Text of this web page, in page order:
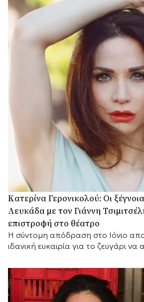
Κατερίνα Γερονικολού: Οι
Λευκάδα με τον Γιάννη
επιστροφή στο θέατρο
Η σύντομη απόδραση στο Ιόνιο
ιδανική ευκαιρία για το ζευγάρι να